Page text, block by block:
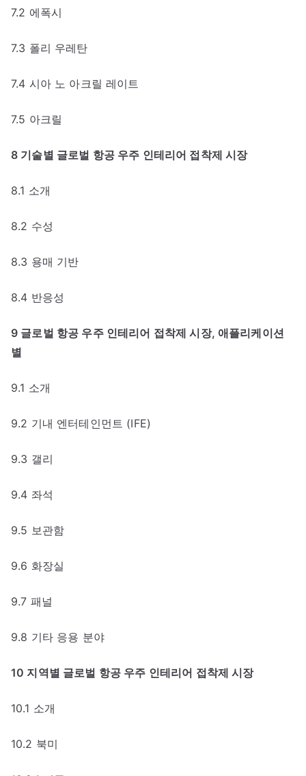
7.2 에폭시
7.3 폴리 우레탄
7.4 시아 노 아크릴 레이트
7.5 아크릴
8 기술별 글로벌 항공 우주 인테리어 접착제 시장
8.1 소개
8.2 수성
8.3 용매 기반
8.4 반응성
9 글로벌 항공 우주 인테리어 접착제 시장, 애플리케이션
별
9.1 소개
9.2 기내 엔터테인먼트 (IFE)
9.3 갤리
9.4 좌석
9.5 보관함
9.6 화장실
9.7 패널
9.8 기타 응용 분야
10 지역별 글로벌 항공 우주 인테리어 접착제 시장
10.1 소개
10.2 북미